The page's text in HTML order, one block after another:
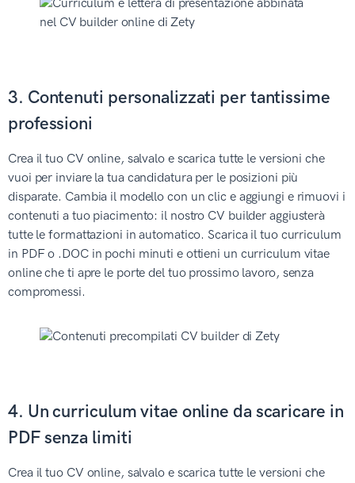
3. Contenuti personalizzati per tantissime
professioni
Crea il tuo CV online, salvalo e scarica tutte le versioni che
vuoi per inviare la tua candidatura per le posizioni più
disparate. Cambia il modello con un clic e aggiungi e rimuovi i
contenuti a tuo piacimento: il nostro CV builder aggiusterà
tutte le formattazioni in automatico. Scarica il tuo curriculum
in PDF o .DOC in pochi minuti e ottieni un curriculum vitae
online che ti apre le porte del tuo prossimo lavoro, senza
compromessi.
4. Un curriculum vitae online da scaricare in
PDF senza limiti
Crea il tuo CV online, salvalo e scarica tutte le versioni che